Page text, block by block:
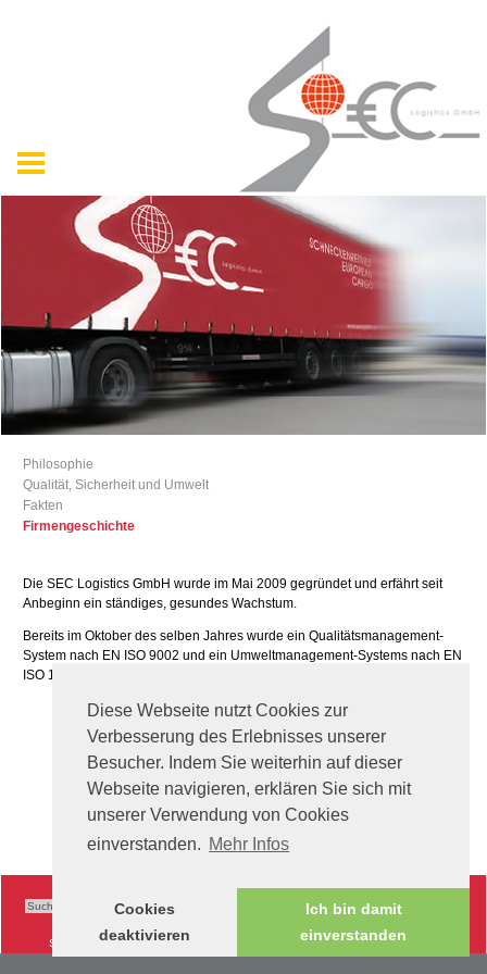
Diese Webseite nutzt Cookies zur
Verbesserung des Erlebnisses unserer
Besucher. Indem Sie weiterhin auf dieser
Webseite navigieren, erklären Sie sich mit
unserer Verwendung von Cookies
einverstanden. Mehr Infos
Cookies
deaktivieren
Ich bin damit
einverstanden
Philosophie
Qualität, Sicherheit und Umwelt
Fakten
Firmengeschichte
Die SEC Logistics GmbH wurde im Mai 2009 gegründet und erfährt seit
Anbeginn ein ständiges, gesundes Wachstum.
Bereits im Oktober des selben Jahres wurde ein Qualitätsmanagement-
System nach EN ISO 9002 und ein Umweltmanagement-Systems nach EN
ISO 14001 eingeführt.
Sitemap Impressum | AGB